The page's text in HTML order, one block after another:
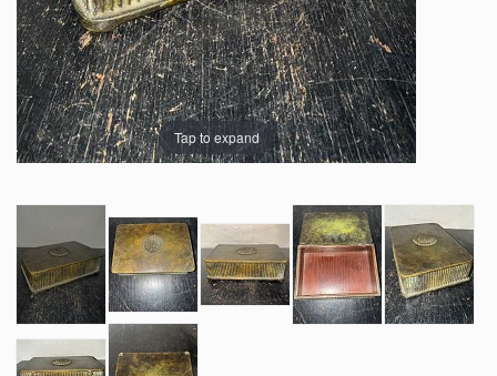
Tap to expand